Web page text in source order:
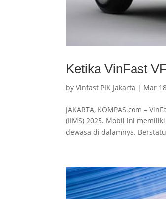
Ketika VinFast
byVinfast PIK Jakarta | Mar
JAKARTA, KOMPAS.com –
(IIMS) 2025. Mobil ini
dewasa di dalamnya.